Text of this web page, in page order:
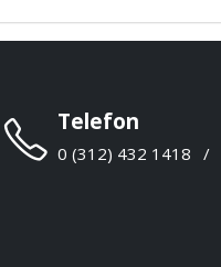
Telefon
0 (312) 432 1418 /